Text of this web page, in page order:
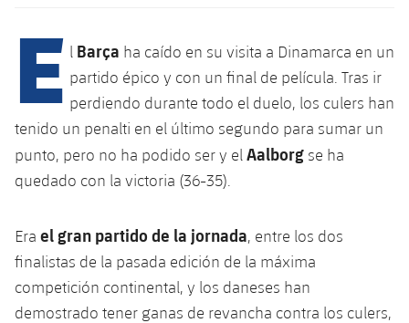
Centro de documentación
plusicon
más
Instalaciones
Palau Blaugrana
E l Barça ha caído en su visita a Dinamarca en un
partido épico y con un final de película. Tras ir
perdiendo durante todo el duelo, los culers han
tenido un penalti en el último segundo para sumar un
punto, pero no ha podido ser y el Aalborg se ha
quedado con la victoria (36-35).
Era el gran partido de la jornada, entre los dos
finalistas de la pasada edición de la máxima
competición continental, y los daneses han
demostrado tener ganas de revancha contra los culers,